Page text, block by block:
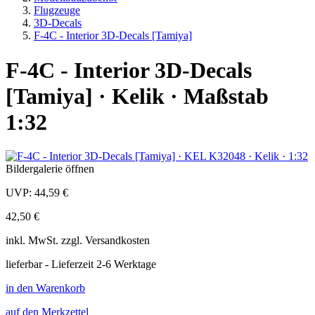
Flugzeuge
3D-Decals
F-4C - Interior 3D-Decals [Tamiya]
F-4C - Interior 3D-Decals
[Tamiya] · Kelik · Maßstab
1:32
Bildergalerie öffnen
UVP: 44,59 €
42,50 €
inkl. MwSt. zzgl. Versandkosten
lieferbar - Lieferzeit 2-6 Werktage
in den Warenkorb
auf den Merkzettel